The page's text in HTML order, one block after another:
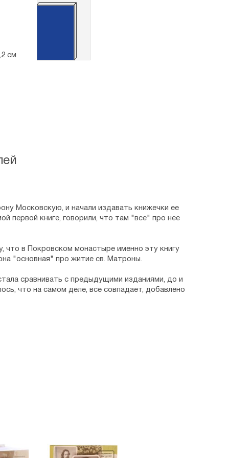
Бога о нас!
см
Московскую, и начали издавать книжечки ее
первой книге, говорили, что там "все" про нее
что в Покровском монастыре именно эту книгу
"основная" про житие св. Матроны.
сравнивать с предыдущими изданиями, до и
что на самом деле, все совпадает, добавлено
это самая лучшая книга о блаженной. Лучше